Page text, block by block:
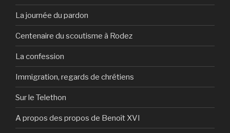
La journée du pardon
Centenaire du scoutisme à Rodez
La confession
Immigration, regards de chrétiens
Sur le Telethon
A propos des propos de Benoît XVI